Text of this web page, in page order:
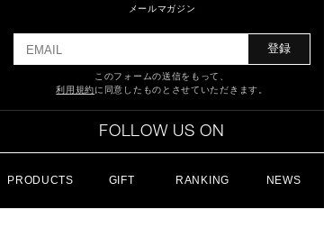
PRODUCTS GIFT RANKING NEWS
メールマガジン
登録
このフォームの送信をもって、
利用規約に同意したものとさせていただきます。
FOLLOW US ON
特定商取引法に基づく表記 ショッピングガイド